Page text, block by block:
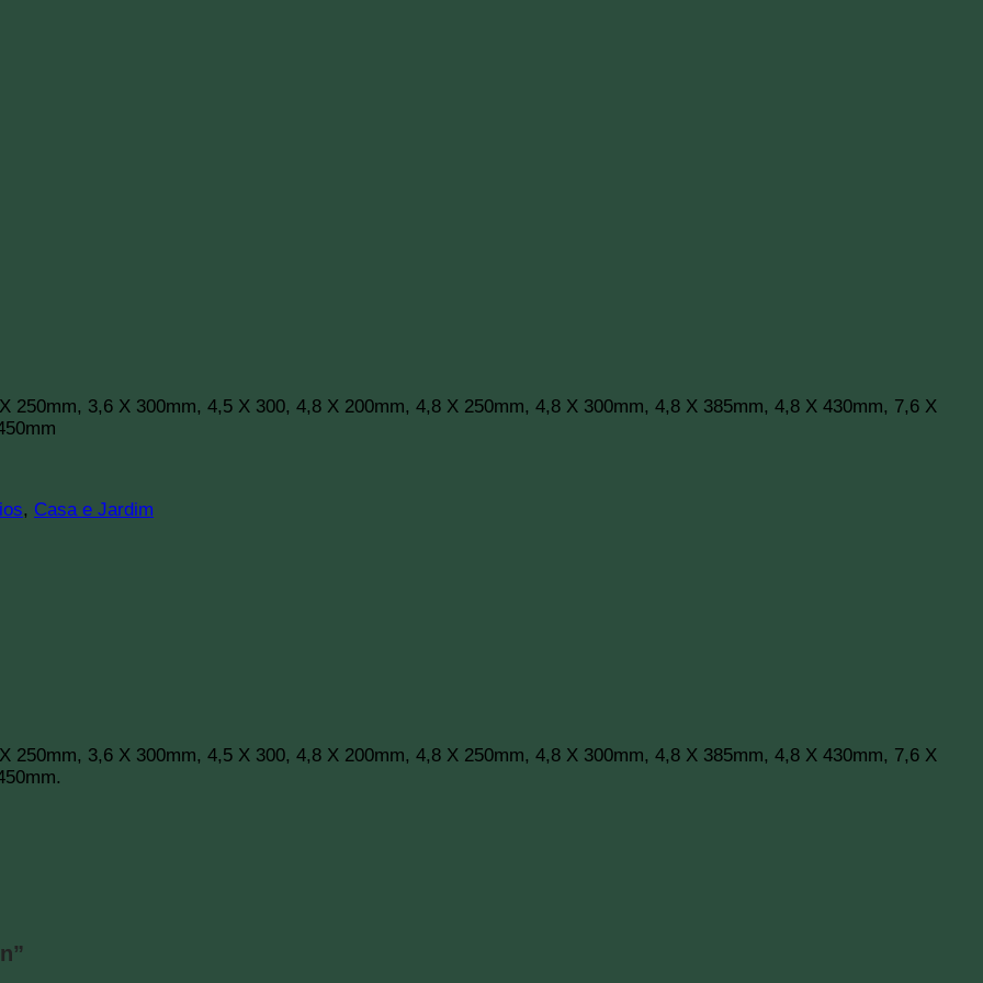
250mm, 3,6 X 300mm, 4,5 X 300, 4,8 X 200mm, 4,8 X 250mm, 4,8 X 300mm, 4,8 X 385mm, 4,8 X 430mm, 7,6 X
, Casa e Jardim
250mm, 3,6 X 300mm, 4,5 X 300, 4,8 X 200mm, 4,8 X 250mm, 4,8 X 300mm, 4,8 X 385mm, 4,8 X 430mm, 7,6 X